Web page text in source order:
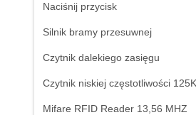
Naciśnij przycisk
Silnik bramy przesuwnej
Czytnik dalekiego zasięgu
Czytnik niskiej częstotliwości 125K
Mifare RFID Reader 13,56 MHZ